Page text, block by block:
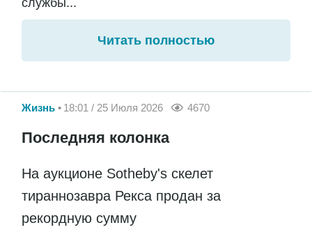
службы...
Читать полностью
Жизнь 18:01 / 25 Июля 2026 4670
Последняя колонка
На аукционе Sotheby's скелет
тираннозавра Рекса продан за
рекордную сумму